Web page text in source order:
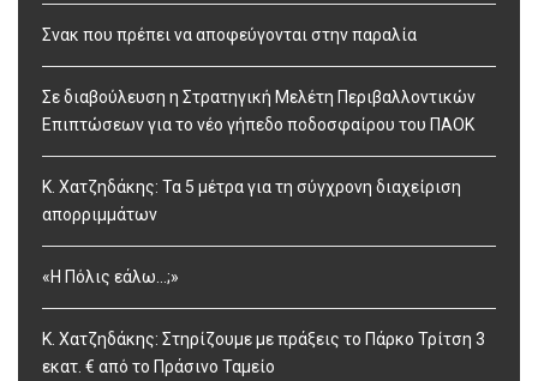
Σνακ που πρέπει να αποφεύγονται στην παραλία
Σε διαβούλευση η Στρατηγική Μελέτη Περιβαλλοντικών
Επιπτώσεων για το νέο γήπεδο ποδοσφαίρου του ΠΑΟΚ
Κ. Χατζηδάκης: Τα 5 μέτρα για τη σύγχρονη διαχείριση
απορριμμάτων
«Η Πόλις εάλω…;»
Κ. Χατζηδάκης: Στηρίζουμε με πράξεις το Πάρκο Τρίτση 3
εκατ. € από το Πράσινο Ταμείο